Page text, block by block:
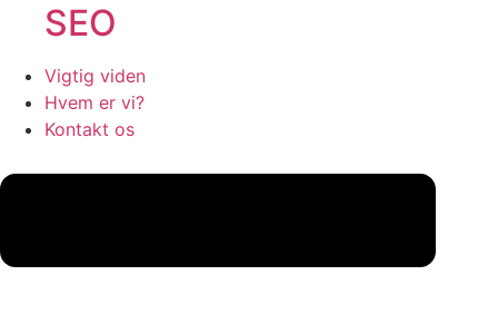
SEO
Vigtig viden
Hvem er vi?
Kontakt os